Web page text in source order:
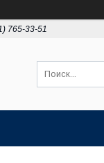
765-33-51